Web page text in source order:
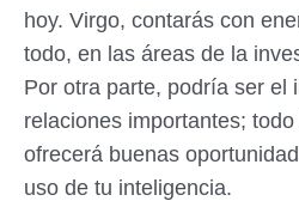
hoy. Virgo, contarás con
todo, en las áreas de la
Por otra parte, podría ser el
relaciones importantes;
ofrecerá buenas
uso de tu inteligencia.